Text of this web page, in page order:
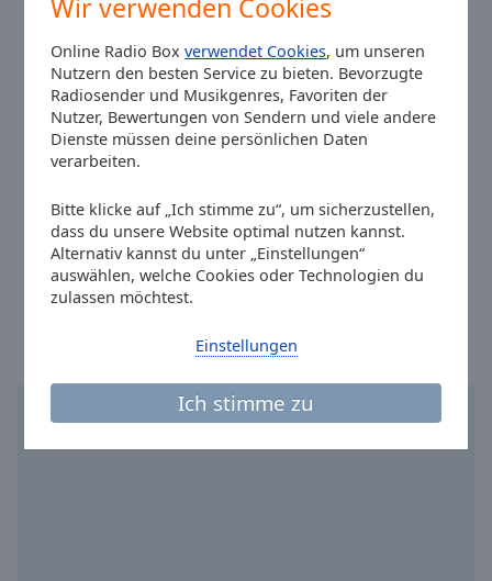
Wir verwenden Cookies
Online Radio Boxverwendet Cookies, um unseren
Nutzern den besten Service zu bieten. Bevorzugte
Radiosender und Musikgenres, Favoriten der
Nutzer, Bewertungen von Sendern und viele andere
Dienste müssen deine persönlichen Daten
verarbeiten.
Bitte klicke auf „Ich stimme zu“, um sicherzustellen,
dass du unsere Website optimal nutzen kannst.
Alternativ kannst du unter „Einstellungen“
auswählen, welche Cookies oder Technologien du
zulassen möchtest.
Ich stimme zu
Einstellungen
dialog
Website:
www.schlagerradio.de
Email:
service@schlagerradio.de
Facebook:
@SchlagerRadio
Twitter:
@SchlagerRadio
Instagram: @schlager.radio
Youtube:
@featured
Hörertelefon: 08000 79 89 99
Fax: 030 - 28 44 55 33
Ortszeit in Hamburg:00:32,08.08.2026